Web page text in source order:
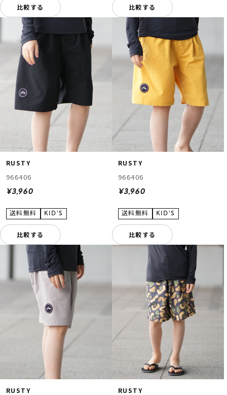
比較する 比較する
RUSTY
966406
¥3,960
比較する
RUSTY
966406
¥3,960
比較する
RUSTY RUSTY